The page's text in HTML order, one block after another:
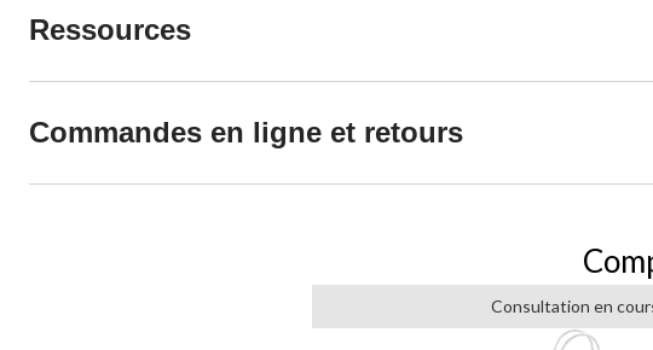
Ressources
Commandes en ligne et retours
Consultation en